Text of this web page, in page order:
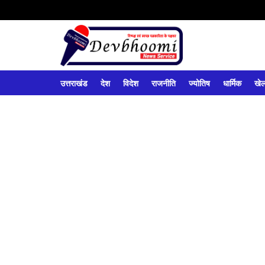
उत्तराखंड देश विदेश राजनीति ज्योतिष धार्मिक